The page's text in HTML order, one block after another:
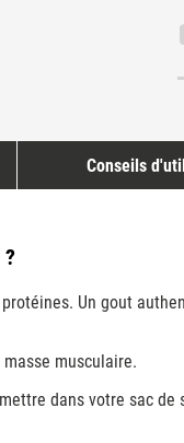
Conseils
?
Un gout
musculaire.
dans votre sac